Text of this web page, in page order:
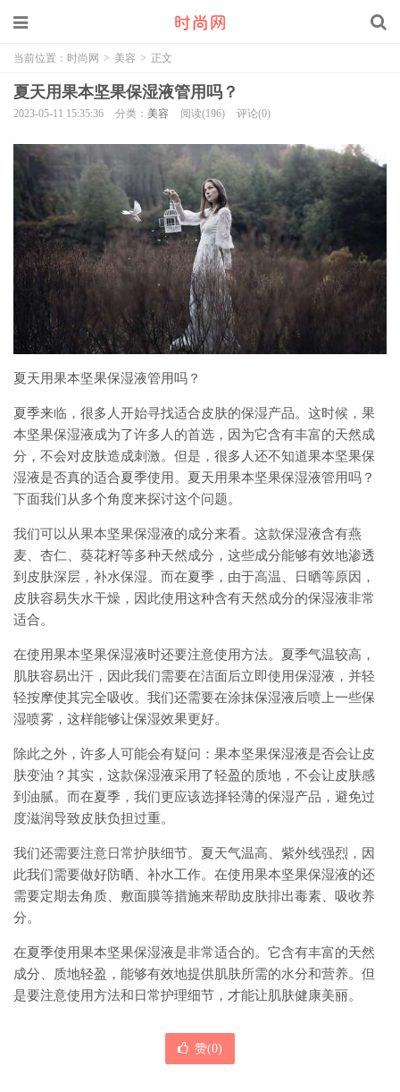
当前位置： 时尚网 > 美容 > 正文
夏天用果本坚果保湿液管用吗？
2023-05-11 15:35:36 分类： 美容 阅读(196) 评论(0)
夏天用果本坚果保湿液管用吗？
夏季来临，很多人开始寻找适合皮肤的保湿产品。这时候，果
本坚果保湿液成为了许多人的首选，因为它含有丰富的天然成
分，不会对皮肤造成刺激。但是，很多人还不知道果本坚果保
湿液是否真的适合夏季使用。夏天用果本坚果保湿液管用吗？
下面我们从多个角度来探讨这个问题。
我们可以从果本坚果保湿液的成分来看。这款保湿液含有燕
麦、杏仁、葵花籽等多种天然成分，这些成分能够有效地渗透
到皮肤深层，补水保湿。而在夏季，由于高温、日晒等原因，
皮肤容易失水干燥，因此使用这种含有天然成分的保湿液非常
适合。
在使用果本坚果保湿液时还要注意使用方法。夏季气温较高，
肌肤容易出汗，因此我们需要在洁面后立即使用保湿液，并轻
轻按摩使其完全吸收。我们还需要在涂抹保湿液后喷上一些保
湿喷雾，这样能够让保湿效果更好。
除此之外，许多人可能会有疑问：果本坚果保湿液是否会让皮
肤变油？其实，这款保湿液采用了轻盈的质地，不会让皮肤感
到油腻。而在夏季，我们更应该选择轻薄的保湿产品，避免过
度滋润导致皮肤负担过重。
我们还需要注意日常护肤细节。夏天气温高、紫外线强烈，因
此我们需要做好防晒、补水工作。在使用果本坚果保湿液的还
需要定期去角质、敷面膜等措施来帮助皮肤排出毒素、吸收养
分。
在夏季使用果本坚果保湿液是非常适合的。它含有丰富的天然
成分、质地轻盈，能够有效地提供肌肤所需的水分和营养。但
是要注意使用方法和日常护理细节，才能让肌肤健康美丽。
赞(0)